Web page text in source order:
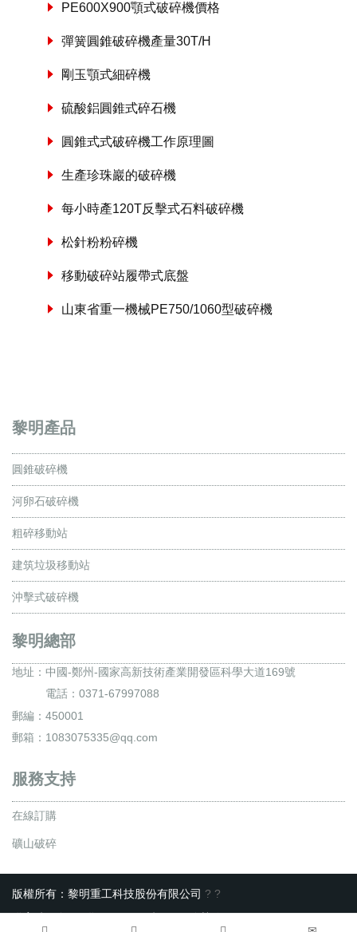
PE600X900顎式破碎機價格
彈簧圓錐破碎機產量30T/H
剛玉顎式細碎機
硫酸鋁圓錐式碎石機
圓錐式式破碎機工作原理圖
生產珍珠巖的破碎機
每小時產120T反擊式石料破碎機
松針粉粉碎機
移動破碎站履帶式底盤
山東省重一機械PE750/1060型破碎機
黎明產品
圓錐破碎機
河卵石破碎機
粗碎移動站
建筑垃圾移動站
沖擊式破碎機
黎明總部
地址： 中國-鄭州-國家高新技術產業開發區科學大道169號
電話：0371-67997088
郵編：450001
郵箱：1083075335@qq.com
服務支持
在線訂購
礦山破碎
版權所有：黎明重工科技股份有限公司 ? ?